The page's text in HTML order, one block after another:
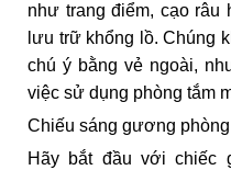
như trang điểm, cạo
lưu trữ khổng lồ. Chúng
chú ý bằng vẻ ngoài,
việc sử dụng phòng tắm
Chiếu sáng gương
Hãy bắt đầu với chiếc